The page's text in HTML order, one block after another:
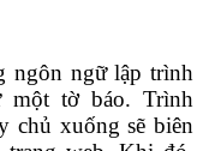
ngôn ngữ lập trình
một tờ báo. Trình
chủ xuống sẽ biên